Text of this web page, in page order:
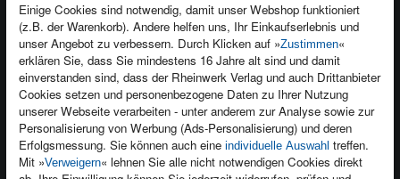
Einige Cookies sind notwendig, damit unser Webshop funktioniert
(z.B. der Warenkorb). Andere helfen uns, Ihr Einkaufserlebnis und
unser Angebot zu verbessern. Durch Klicken auf »Zustimmen«
erklären Sie, dass Sie mindestens 16 Jahre alt sind und damit
einverstanden sind, dass der Rheinwerk Verlag und auch Drittanbieter
Cookies setzen und personenbezogene Daten zu Ihrer Nutzung
unserer Webseite verarbeiten - unter anderem zur Analyse sowie zur
Personalisierung von Werbung (Ads-Personalisierung) und deren
Erfolgsmessung. Sie können auch eine individuelle Auswahl treffen.
Mit »Verweigern« lehnen Sie alle nicht notwendigen Cookies direkt
Kontakt
Newsletter
Für Unternehmen
Presseservice
Dozentenservice
Produktfeedback
Foreign Rights
Ein Buch schreiben